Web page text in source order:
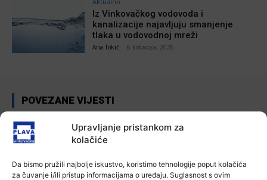
Upravljanje pristankom za
kolačiće
Da bismo pružili najbolje iskustvo, koristimo tehnologije poput kolačića
za čuvanje i/ili pristup informacijama o uređaju. Suglasnost s ovim
Iz Vinkovačkog vodovoda i
kanalizacije najavljuju smanjenje
tlaka u vodovodnoj mreži
Ana Tokić 6 kolovoza, 2026
POVEZANE VIJESTI
Aktualno
U Županji održana Ljetna škola magije
7 kolovoza, 2026